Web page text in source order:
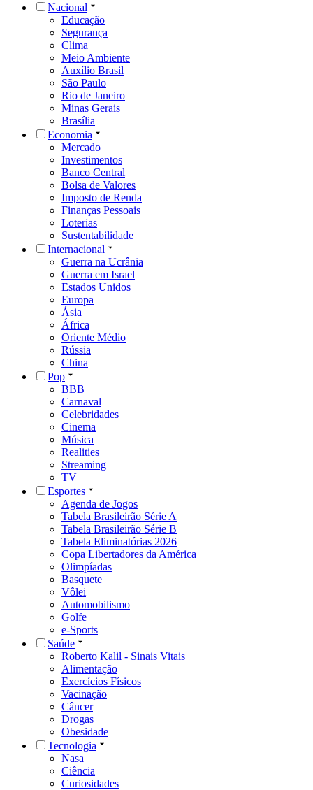
Nacional
Educação
Segurança
Clima
Meio Ambiente
Auxílio Brasil
São Paulo
Rio de Janeiro
Minas Gerais
Brasília
Economia
Mercado
Investimentos
Banco Central
Bolsa de Valores
Imposto de Renda
Finanças Pessoais
Loterias
Sustentabilidade
Internacional
Guerra na Ucrânia
Guerra em Israel
Estados Unidos
Europa
Ásia
África
Oriente Médio
Rússia
China
Pop
BBB
Carnaval
Celebridades
Cinema
Música
Realities
Streaming
TV
Esportes
Agenda de Jogos
Tabela Brasileirão Série A
Tabela Brasileirão Série B
Tabela Eliminatórias 2026
Copa Libertadores da América
Olimpíadas
Basquete
Vôlei
Automobilismo
Golfe
e-Sports
Saúde
Roberto Kalil - Sinais Vitais
Alimentação
Exercícios Físicos
Vacinação
Câncer
Drogas
Obesidade
Tecnologia
Nasa
Ciência
Curiosidades